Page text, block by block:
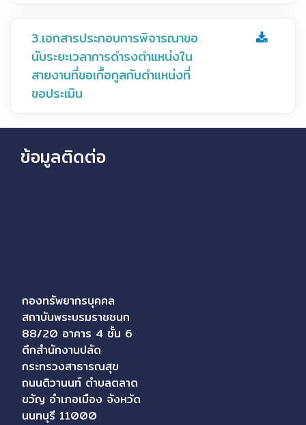
3.เอกสารประกอบการพิจารณาขอ
นับระยะเวลาการดำรงตำแหน่งใน
สายงานที่ขอเกื้อกูลกับตำแหน่งที่
ขอประเมิน
ข้อมูลติดต่อ
กองทรัพยากรบุคคล
สถาบันพระบรมราชชนก
88/20 อาคาร 4 ชั้น 6
ตึกสำนักงานปลัด
กระทรวงสาธารณสุข
ถนนติวานนท์ ตำบลตลาด
ขวัญ อำเภอเมือง จังหวัด
นนทบุรี 11000